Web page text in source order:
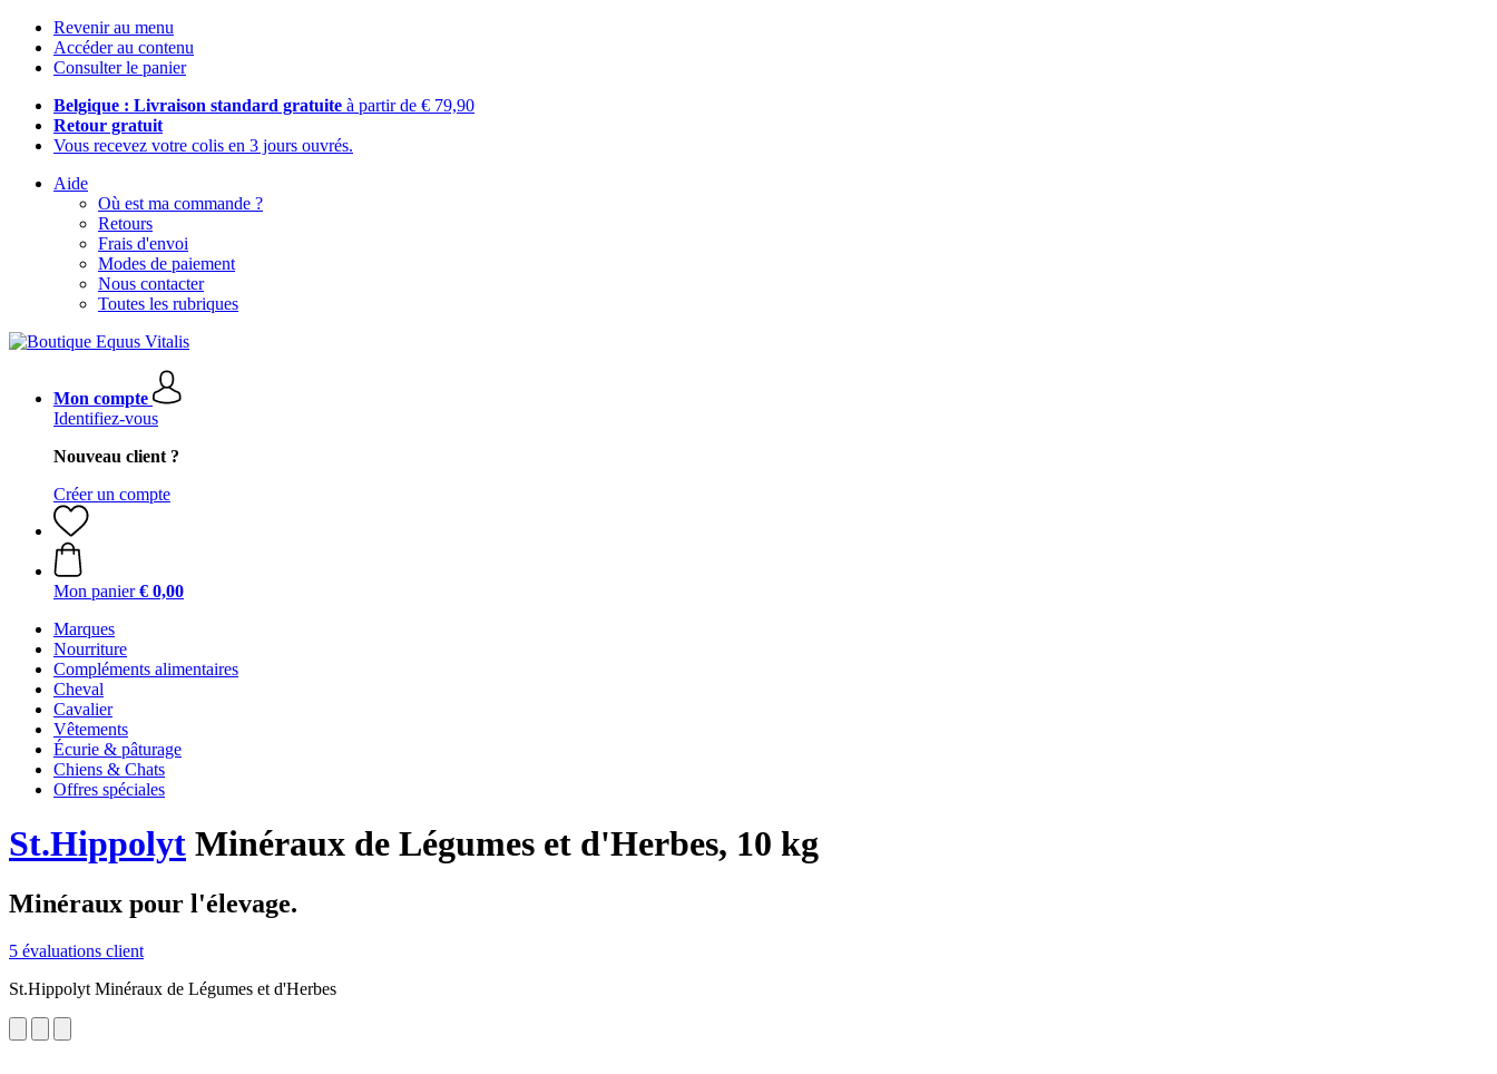
Revenir au menu
Accéder au contenu
Consulter le panier
Belgique : Livraison standard gratuite à partir de € 79,90
Retour gratuit
Vous recevez votre colis en 3 jours ouvrés.
Aide
Où est ma commande ?
Retours
Frais d'envoi
Modes de paiement
Nous contacter
Toutes les rubriques
Mon compte
Identifiez-vous
Nouveau client ?
Créer un compte
Mon panier € 0,00
Marques
Nourriture
Compléments alimentaires
Cheval
Cavalier
Vêtements
Écurie & pâturage
Chiens & Chats
Offres spéciales
St.Hippolyt Minéraux de Légumes et d'Herbes, 10 kg
Minéraux pour l'élevage.
5 évaluations client
St.Hippolyt Minéraux de Légumes et d'Herbes